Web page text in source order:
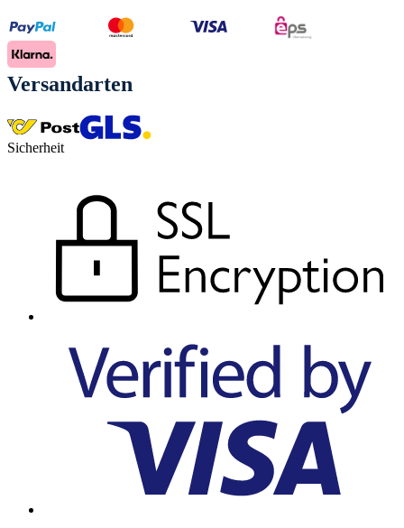
Versandarten
Sicherheit